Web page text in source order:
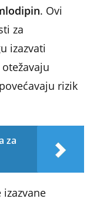
. Ovi
za
izazvati
rizik
za